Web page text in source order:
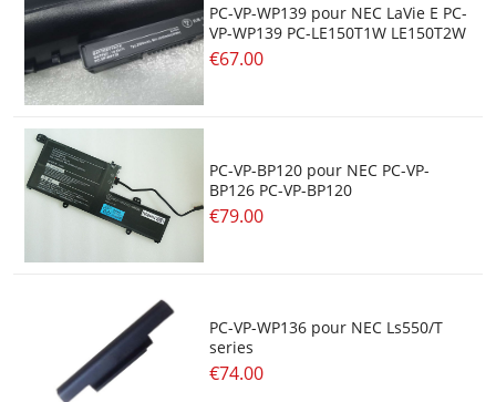
PC-VP-WP139 pour NEC LaVie E PC-
VP-WP139 PC-LE150T1W LE150T2W
€67.00
PC-VP-BP120 pour NEC PC-VP-
BP126 PC-VP-BP120
€79.00
PC-VP-WP136 pour NEC Ls550/T
series
€74.00